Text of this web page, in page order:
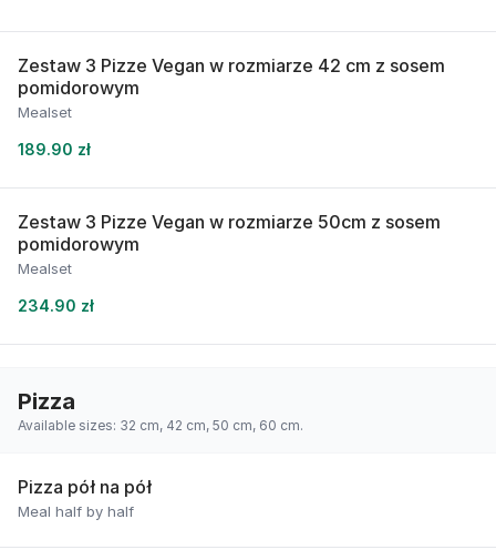
Zestaw 3 Pizze Vegan w rozmiarze 42 cm z sosem
pomidorowym
Mealset
189.90 zł
Zestaw 3 Pizze Vegan w rozmiarze 50cm z sosem
pomidorowym
Mealset
234.90 zł
Pizza
Available sizes: 32 cm, 42 cm, 50 cm, 60 cm.
Pizza pół na pół
Meal half by half